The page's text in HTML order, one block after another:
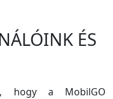
ÉS
hogy a MobilGO